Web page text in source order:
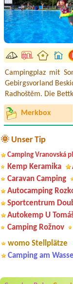
Campingplaz mit
Gebirgsvorland
Radhoštěm. Die
Merkbox
🌞 Unser Tip
Camping Vranovská
Kemp Keramika
Caravan Camping
Autocamping
Sportcentrum
Autokemp U
Camping Rožnov
womo Stellplätze
Camping am
Aneta Melicharová***